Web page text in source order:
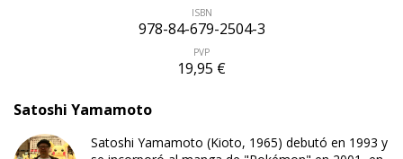
ISBN
978-84-679-2504-3
PVP
19,95 €
Satoshi Yamamoto
Satoshi Yamamoto (Kioto, 1965) debutó en 1993 y
ÚLTIMO NÚMERO PUBLICADO